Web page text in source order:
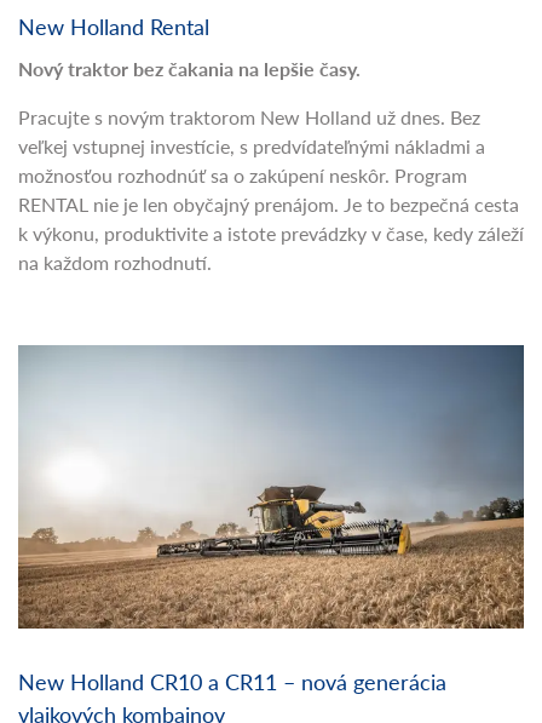
Pracujte s novým traktorom New Holland už dnes. Bez
veľkej vstupnej investície, s predvídateľnými nákladmi a
možnosťou rozhodnúť sa o zakúpení neskôr. Program
RENTAL nie je len obyčajný prenájom. Je to bezpečná cesta
k výkonu, produktivite a istote prevádzky v čase, kedy záleží
New Holland CR10 a CR11 – nová generácia